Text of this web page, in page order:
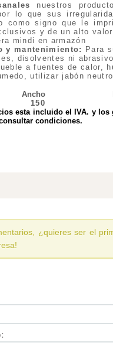
nuestros
lo que sus
como signo que le
y de un alto
mindi en armazón
y mantenimiento:
Para
disolventes ni
a fuentes de calor,
utilizar jabón
Ancho
150
esta incluido el IVA. y
condiciones.
¿quieres ser el